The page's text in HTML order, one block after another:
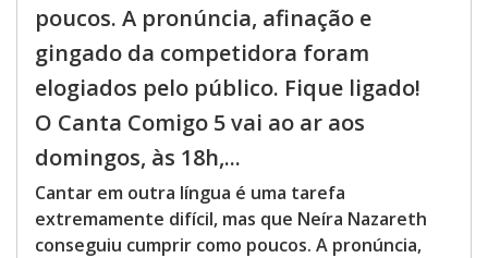
poucos. A pronúncia, afinação e
gingado da competidora foram
elogiados pelo público. Fique ligado!
O Canta Comigo 5 vai ao ar aos
domingos, às 18h,...
Cantar em outra língua é uma tarefa
extremamente difícil, mas que Neíra Nazareth
conseguiu cumprir como poucos. A pronúncia,